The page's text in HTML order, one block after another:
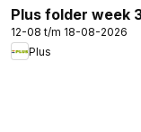
Plus folder week
12-08 t/m 18-08-2026
Plus